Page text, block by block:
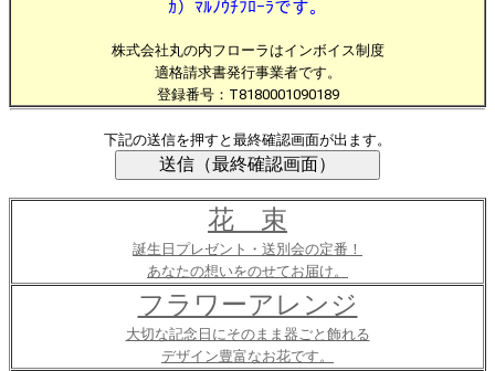
ｶ）ﾏﾙﾉｳﾁﾌﾛｰﾗです。
株式会社丸の内フローラはインボイス制度
適格請求書発行事業者です。
登録番号：T8180001090189
下記の送信を押すと最終確認画面が出ます。
花 束
誕生日プレゼント・送別会の定番！
あなたの想いをのせてお届け。
フラワーアレンジ
大切な記念日にそのまま器ごと飾れる
デザイン豊富なお花です。